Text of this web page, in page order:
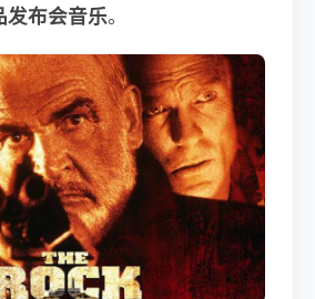
发布会音乐。